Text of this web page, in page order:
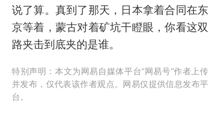
说了算。真到了那天，日本拿着合同在东
京等着，蒙古对着矿坑干瞪眼，你看这双
路夹击到底夹的是谁。
特别声明：本文为网易自媒体平台“网易号”作者上传
并发布，仅代表该作者观点。网易仅提供信息发布平
台。